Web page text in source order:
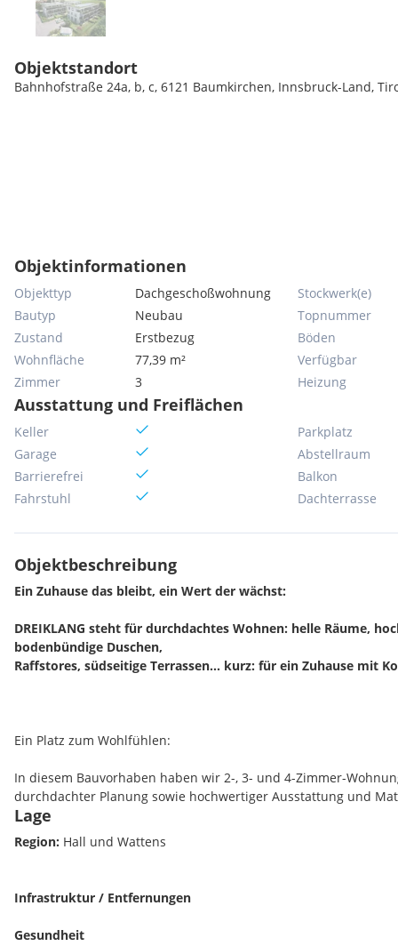
Objektstandort
Bahnhofstraße 24a, b, c, 6121 Baumkirchen, Innsbruck-Land,
Objektinformationen
Objekttyp
Dachgeschoßwohnung
Bautyp
Neubau
Zustand
Erstbezug
Wohnfläche
77,39 m²
Zimmer
3
Stockwerk(e)
Topnummer
Böden
Verfügbar
Heizung
Ausstattung und Freiflächen
Keller
Garage
Barrierefrei
Fahrstuhl
Parkplatz
Abstellraum
Balkon
Dachterrasse
Objektbeschreibung
Ein Zuhause das bleibt, ein Wert der wächst:
DREIKLANG steht für durchdachtes Wohnen: helle Räume,
bodenbündige Duschen,
Raffstores, südseitige Terrassen... kurz: für ein Zuhause mit
Ein Platz zum Wohlfühlen:
In diesem Bauvorhaben haben wir 2-, 3- und 4-Zimmer-
durchdachter Planung sowie hochwertiger Ausstattung und
in allen Wohnungen bodenbündige Duschen inklusive Glas-
außerdem Raffstores in den sonnenbeschienenen Wohn- und
Terrassenplatten aus Feinsteinzeug. Alle Wohnräume,
Lage
Region: Hall und Wattens
Infrastruktur / Entfernungen
Gesundheit